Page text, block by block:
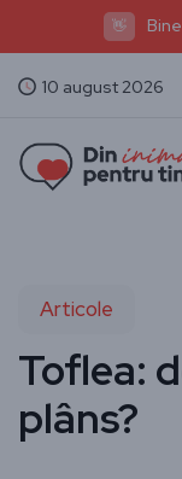
👋
10 august 2026
Articole
Toflea:
plâns?